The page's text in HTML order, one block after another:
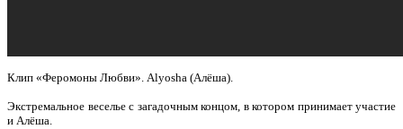
Клип «Феромоны Любви». Alyosha (Алёша).
Экстремальное веселье с загадочным концом, в котором принимает участие
и Алёша.